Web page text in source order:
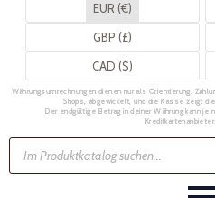
EUR (€)
GBP (£)
CAD ($)
Währungsumrechnungen dienen nur als Orientierung.
Shops, abgewickelt, und die Kasse zeigt
Der endgültige Betrag in deiner Währung kann je
Products
search